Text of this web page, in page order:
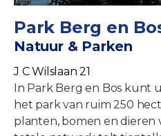
Park Berg en
Natuur & Parken
J C Wilslaan 21
In Park Berg en Bos kunt
het park van ruim 250
planten, bomen en dieren